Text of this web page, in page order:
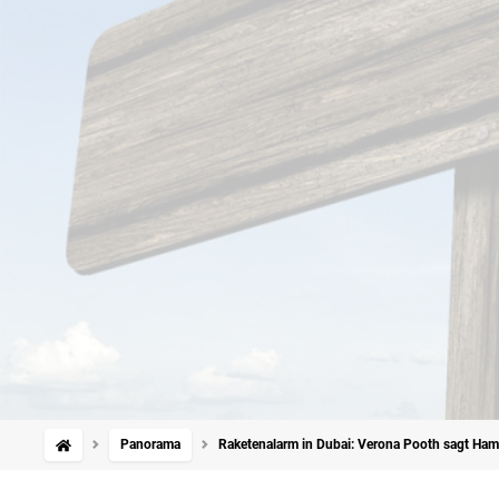
Panorama Raketenalarm in Dubai: Verona Pooth sagt